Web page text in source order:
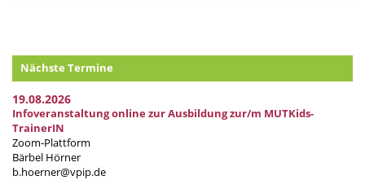
Nächste Termine
19.08.2026
Infoveranstaltung online zur Ausbildung zur/m MUTKids-
TrainerIN
Zoom-Plattform
Bärbel Hörner
b.hoerner@vpip.de